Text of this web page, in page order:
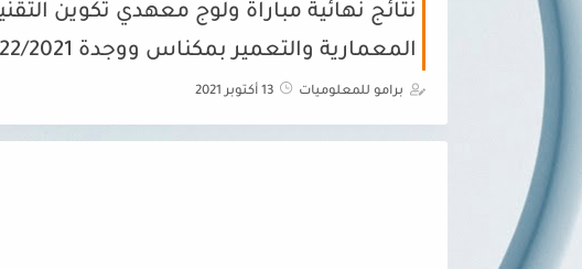
نتائج نهائية مباراة ولوج معهدي تكوين
المعمارية والتعمير بمكناس ووجدة 2022/2021
برامو للمعلوميات 13 أكتوبر 2021